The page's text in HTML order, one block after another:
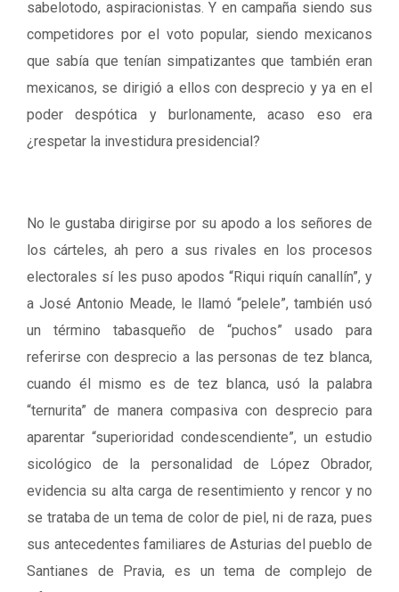
sabelotodo, aspiracionistas. Y en campaña siendo sus
competidores por el voto popular, siendo mexicanos
que sabía que tenían simpatizantes que también eran
mexicanos, se dirigió a ellos con desprecio y ya en el
poder despótica y burlonamente, acaso eso era
¿respetar la investidura presidencial?
No le gustaba dirigirse por su apodo a los señores de
los cárteles, ah pero a sus rivales en los procesos
electorales sí les puso apodos “Riqui riquín canallín”, y
a José Antonio Meade, le llamó “pelele”, también usó
un término tabasqueño de “puchos” usado para
referirse con desprecio a las personas de tez blanca,
cuando él mismo es de tez blanca, usó la palabra
“ternurita” de manera compasiva con desprecio para
aparentar “superioridad condescendiente”, un estudio
sicológico de la personalidad de López Obrador,
evidencia su alta carga de resentimiento y rencor y no
se trataba de un tema de color de piel, ni de raza, pues
sus antecedentes familiares de Asturias del pueblo de
Santianes de Pravia, es un tema de complejo de